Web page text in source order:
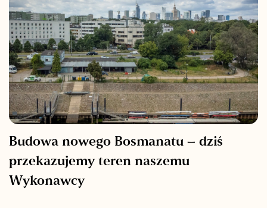
Budowa nowego Bosmanatu – dziś
przekazujemy teren naszemu
Wykonawcy